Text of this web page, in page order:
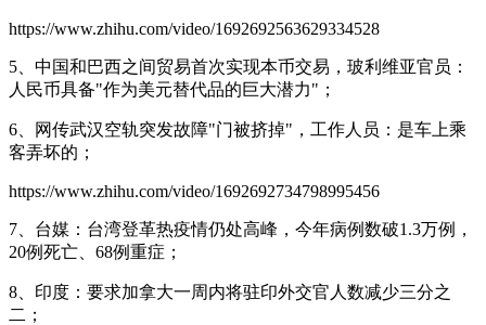
https://www.zhihu.com/video/1692692563629334528
5、中国和巴西之间贸易首次实现本币交易，玻利维亚官员：
人民币具备"作为美元替代品的巨大潜力"；
6、网传武汉空轨突发故障"门被挤掉"，工作人员：是车上乘
客弄坏的；
https://www.zhihu.com/video/1692692734798995456
7、台媒：台湾登革热疫情仍处高峰，今年病例数破1.3万例，
20例死亡、68例重症；
8、印度：要求加拿大一周内将驻印外交官人数减少三分之
二；